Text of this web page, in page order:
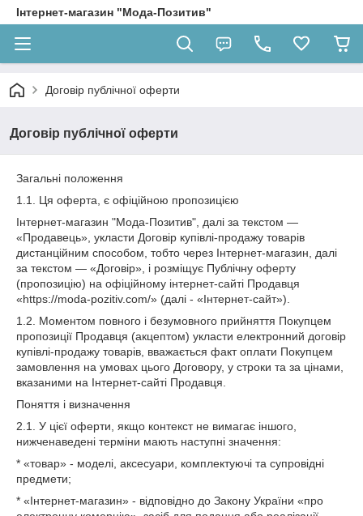
Інтернет-магазин "Мода-Позитив"
Договір публічної оферти
Договір публічної оферти
Загальні положення
1.1. Ця оферта, є офіційною пропозицією
Інтернет-магазин "Мода-Позитив", далі за текстом —
«Продавець», укласти Договір купівлі-продажу товарів
дистанційним способом, тобто через Інтернет-магазин, далі
за текстом — «Договір», і розміщує Публічну оферту
(пропозицію) на офіційному інтернет-сайті Продавця
«https://moda-pozitiv.com/» (далі - «Інтернет-сайт»).
1.2. Моментом повного і безумовного прийняття Покупцем
пропозиції Продавця (акцептом) укласти електронний договір
купівлі-продажу товарів, вважається факт оплати Покупцем
замовлення на умовах цього Договору, у строки та за цінами,
вказаними на Інтернет-сайті Продавця.
Поняття і визначення
2.1. У цієї оферти, якщо контекст не вимагає іншого,
нижченаведені терміни мають наступні значення:
* «товар» - моделі, аксесуари, комплектуючі та супровідні
предмети;
* «Інтернет-магазин» - відповідно до Закону України «про